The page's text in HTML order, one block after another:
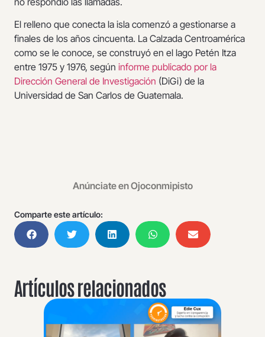
El relleno que conecta la isla comenzó a gestionarse a
finales de los años cincuenta. La Calzada Centroamérica
como se le conoce, se construyó en el lago Petén Itza
entre 1975 y 1976, según informe publicado por la
Dirección General de Investigación (DiGi) de la
Universidad de San Carlos de Guatemala.
Anúnciate en Ojoconmipisto
Comparte este artículo:
Artículos relacionados